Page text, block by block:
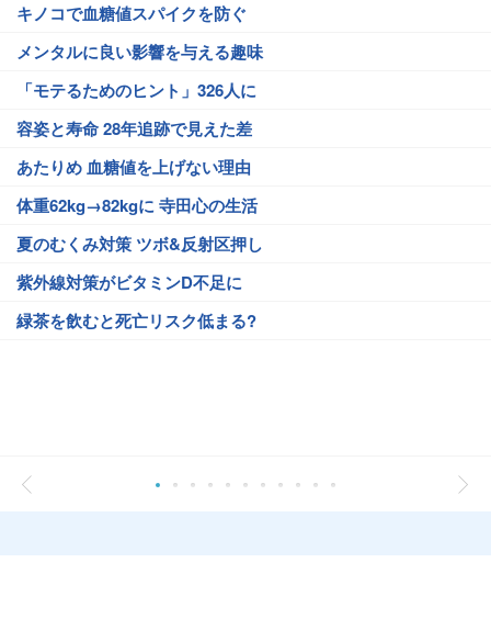
キノコで血糖値スパイクを防ぐ
メンタルに良い影響を与える趣味
「モテるためのヒント」326人に
容姿と寿命 28年追跡で見えた差
あたりめ 血糖値を上げない理由
体重62kg→82kgに 寺田心の生活
夏のむくみ対策 ツボ&反射区押し
紫外線対策がビタミンD不足に
緑茶を飲むと死亡リスク低まる?